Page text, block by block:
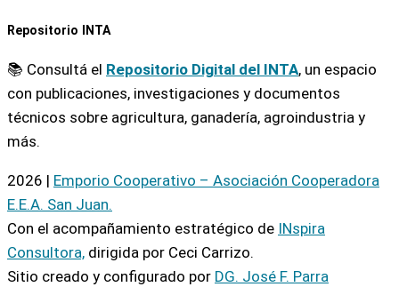
Repositorio INTA
📚 Consultá el Repositorio Digital del INTA, un espacio
con publicaciones, investigaciones y documentos
técnicos sobre agricultura, ganadería, agroindustria y
más.
2026 | Emporio Cooperativo – Asociación Cooperadora
E.E.A. San Juan.
Con el acompañamiento estratégico de INspira
Consultora, dirigida por Ceci Carrizo.
Sitio creado y configurado por DG. José F. Parra